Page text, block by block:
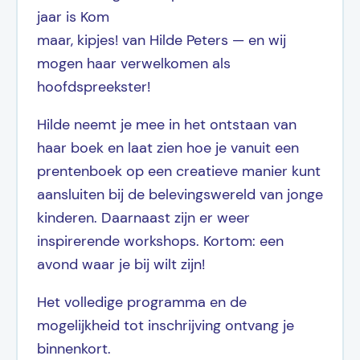
jaar is Kom
maar, kipjes! van Hilde Peters — en wij
mogen haar verwelkomen als
hoofdspreekster!
Hilde neemt je mee in het ontstaan van
haar boek en laat zien hoe je vanuit een
prentenboek op een creatieve manier kunt
aansluiten bij de belevingswereld van jonge
kinderen. Daarnaast zijn er weer
inspirerende workshops. Kortom: een
avond waar je bij wilt zijn!
Het volledige programma en de
mogelijkheid tot inschrijving ontvang je
binnenkort.